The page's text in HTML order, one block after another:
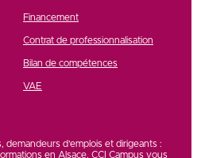
Financement
Contrat de professionnalisation
Bilan de compétences
VAE
demandeurs d’emplois et dirigeants :
en Alsace. CCI Campus vous